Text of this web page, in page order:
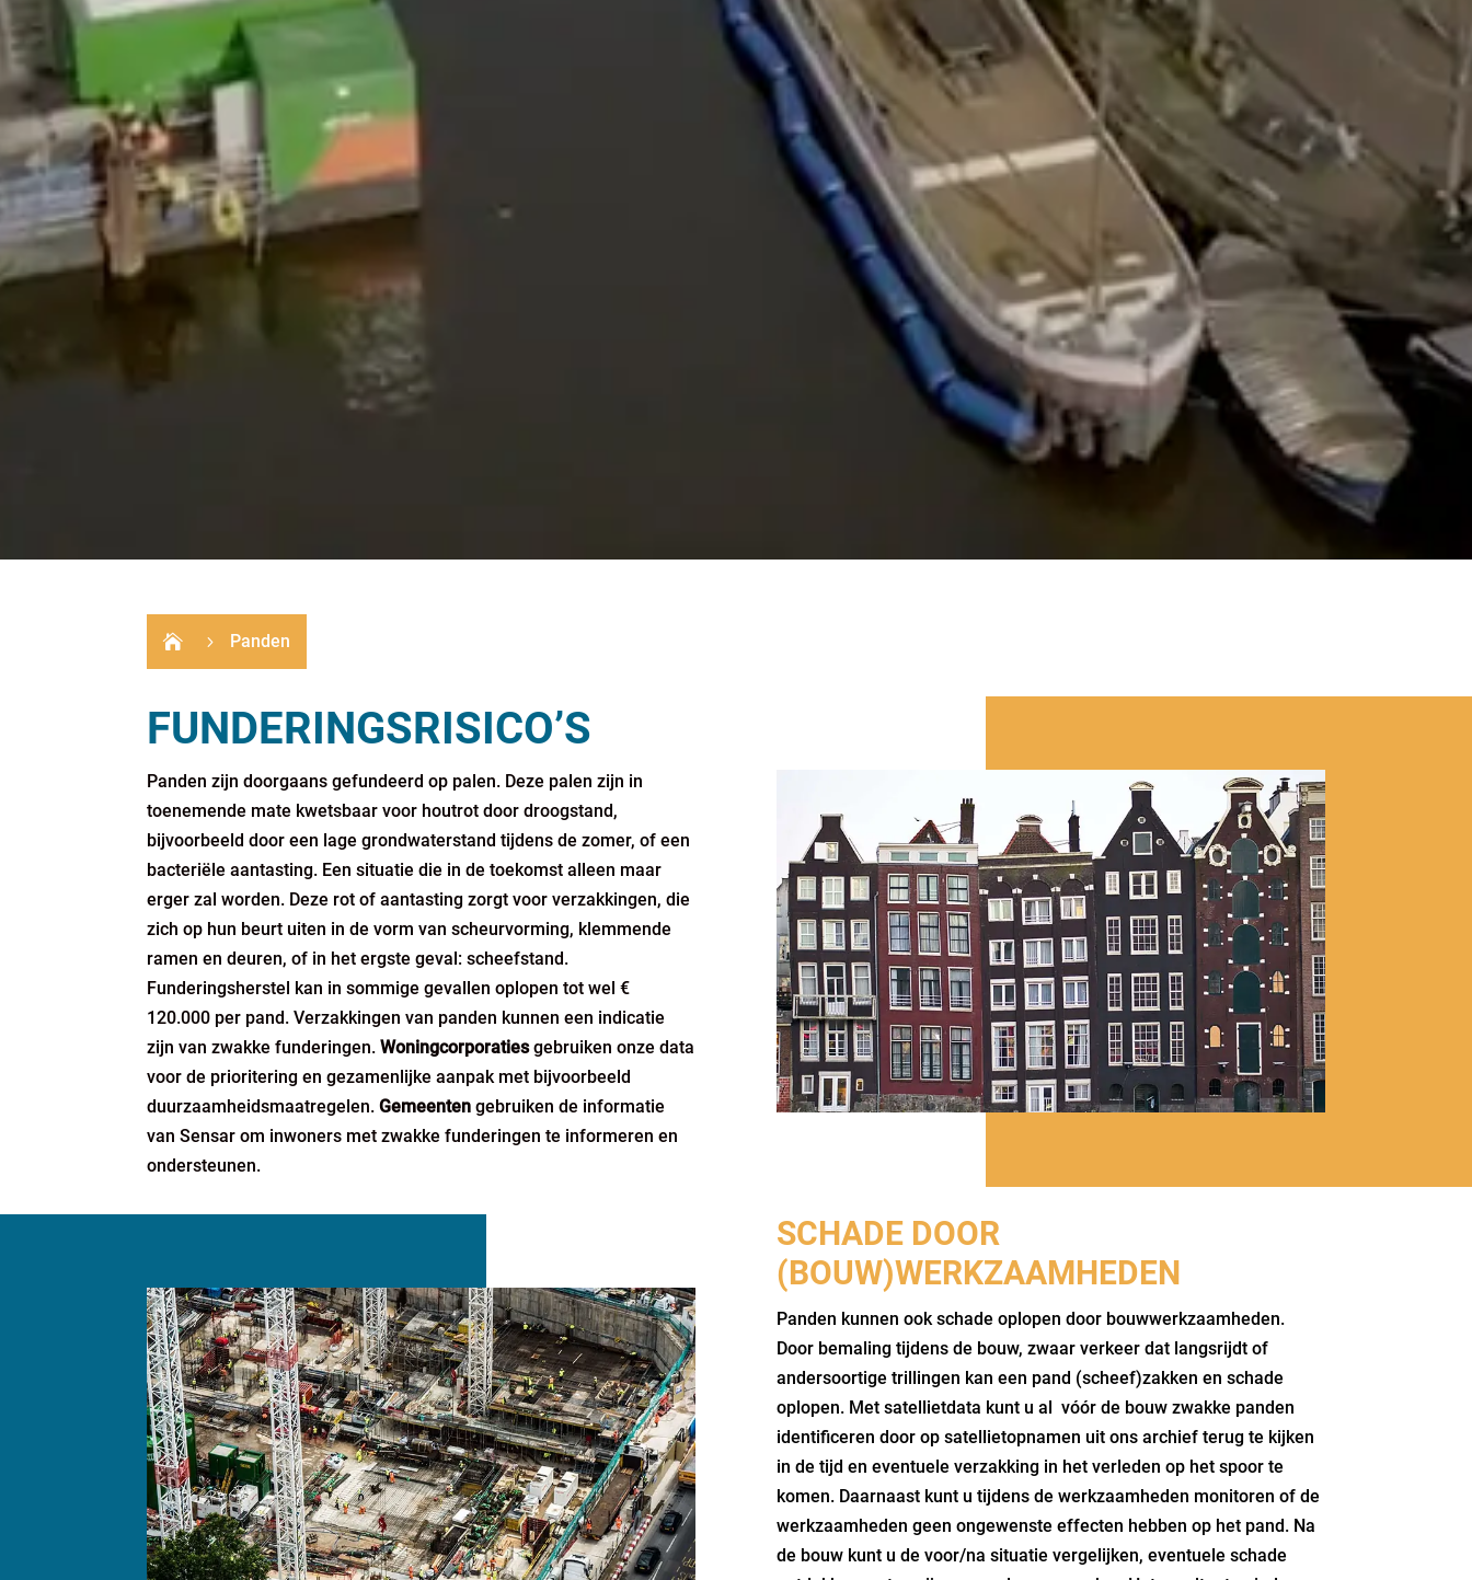
 5 Panden
FUNDERINGSRISICO’S
Panden zijn doorgaans gefundeerd op palen. Deze palen zijn in
toenemende mate kwetsbaar voor houtrot door droogstand,
bijvoorbeeld door een lage grondwaterstand tijdens de zomer, of een
bacteriële aantasting. Een situatie die in de toekomst alleen maar
erger zal worden. Deze rot of aantasting zorgt voor verzakkingen, die
zich op hun beurt uiten in de vorm van scheurvorming, klemmende
ramen en deuren, of in het ergste geval: scheefstand.
Funderingsherstel kan in sommige gevallen oplopen tot wel €
120.000 per pand. Verzakkingen van panden kunnen een indicatie
zijn van zwakke funderingen.Woningcorporatiesgebruiken onze data
voor de prioritering en gezamenlijke aanpak met bijvoorbeeld
duurzaamheidsmaatregelen.Gemeenten gebruiken de informatie
van Sensar om inwoners met zwakke funderingen te informeren en
ondersteunen.
SCHADE DOOR
(BOUW)WERKZAAMHEDEN
Panden kunnen ook schade oplopen door bouwwerkzaamheden.
Door bemaling tijdens de bouw, zwaar verkeer dat langsrijdt of
andersoortige trillingen kan een pand (scheef)zakken en schade
oplopen. Met satellietdata kunt u al vóór de bouw zwakke panden
identificeren door op satellietopnamen uit ons archief terug te kijken
in de tijd en eventuele verzakking in het verleden op het spoor te
komen. Daarnaast kunt u tijdens de werkzaamheden monitoren of de
werkzaamheden geen ongewenste effecten hebben op het pand. Na
de bouw kunt u de voor/na situatie vergelijken, eventuele schade